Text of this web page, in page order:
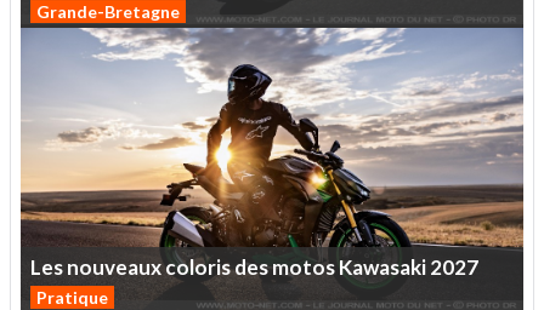
Grande-Bretagne
LesnouveauxcolorisdesmotosKawasaki2027
Pratique